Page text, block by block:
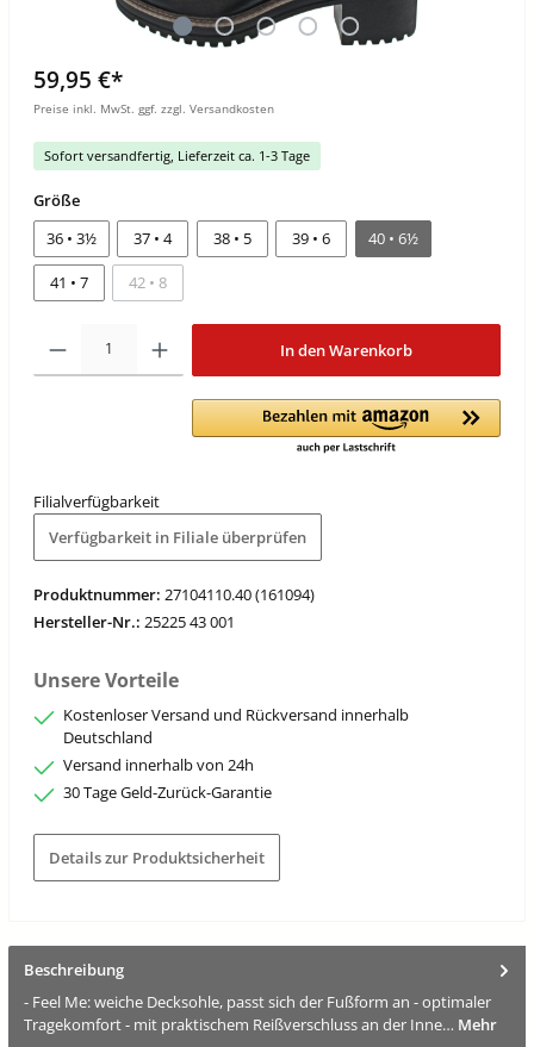
59,95 €*
Preise inkl. MwSt. ggf. zzgl. Versandkosten
Sofort versandfertig, Lieferzeit ca. 1-3 Tage
Größe
36 • 3½
37 • 4 38 • 5 39 • 6 40 • 6½
41 • 7 42 • 8
In den Warenkorb
Filialverfügbarkeit
Verfügbarkeit in Filiale überprüfen
Produktnummer: 27104110.40 (161094)
Hersteller-Nr.: 25225 43 001
Unsere Vorteile
Kostenloser Versand und Rückversand innerhalb
Deutschland
Versand innerhalb von 24h
30 Tage Geld-Zurück-Garantie
Details zur Produktsicherheit
Beschreibung
- Feel Me: weiche Decksohle, passt sich der Fußform an - optimaler
Tragekomfort - mit praktischem Reißverschluss an der Inne… Mehr